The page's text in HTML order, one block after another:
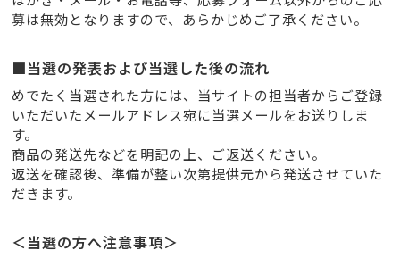
募は無効となりますので、あらかじめご了承ください。
■当選の発表および当選した後の流れ
めでたく当選された方には、当サイトの担当者からご登録
いただいたメールアドレス宛に当選メールをお送りしま
す。
商品の発送先などを明記の上、ご返送ください。
返送を確認後、準備が整い次第提供元から発送させていた
だきます。
＜当選の方へ注意事項＞